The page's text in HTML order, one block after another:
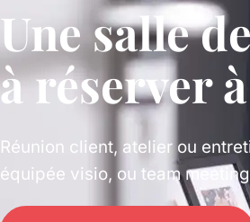
Une salle
à réserver
Réunion client, atelier ou
équipée visio, ou team